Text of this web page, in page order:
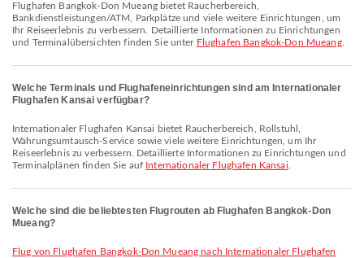
Flughafen Bangkok-Don Mueang bietet Raucherbereich,
Bankdienstleistungen/ATM, Parkplätze und viele weitere Einrichtungen, um
Ihr Reiseerlebnis zu verbessern. Detaillierte Informationen zu Einrichtungen
und Terminalübersichten finden Sie unter Flughafen Bangkok-Don Mueang.
Welche Terminals und Flughafeneinrichtungen sind am Internationaler
Flughafen Kansai verfügbar?
Internationaler Flughafen Kansai bietet Raucherbereich, Rollstuhl,
Währungsumtausch-Service sowie viele weitere Einrichtungen, um Ihr
Reiseerlebnis zu verbessern. Detaillierte Informationen zu Einrichtungen und
Terminalplänen finden Sie auf Internationaler Flughafen Kansai
Welche sind die beliebtesten Flugrouten ab Flughafen Bangkok-Don
Mueang?
Flug von Flughafen Bangkok-Don Mueang nach Internationaler Flughafen